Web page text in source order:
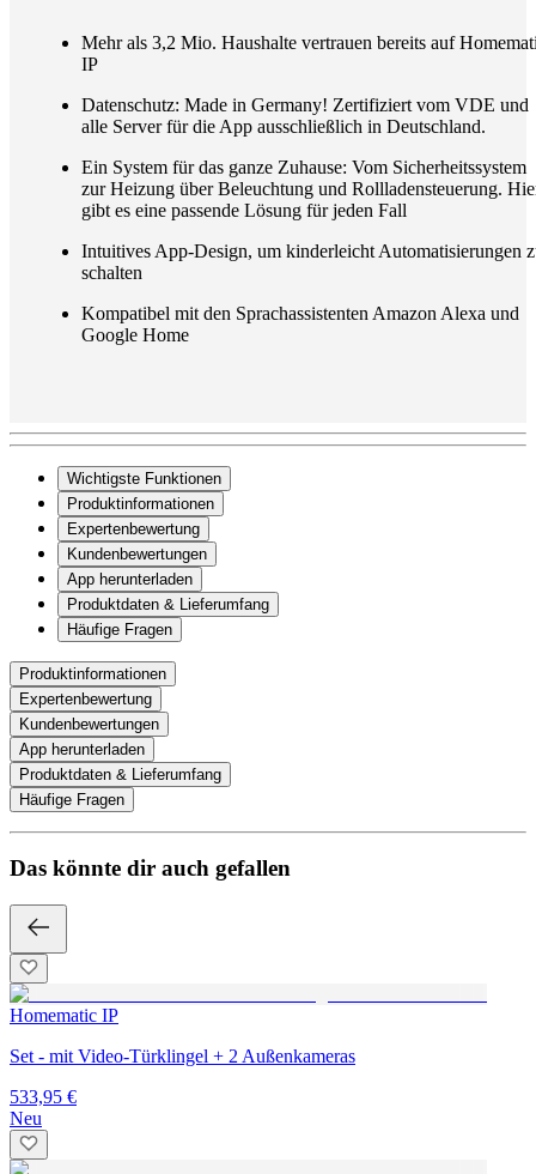
Mehr als 3,2 Mio. Haushalte vertrauen bereits auf
IP
Datenschutz: Made in Germany! Zertifiziert vom VDE und
alle Server für die App ausschließlich in Deutschland.
Ein System für das ganze Zuhause: Vom Sicherheitssystem
zur Heizung über Beleuchtung und Rollladensteuerung.
gibt es eine passende Lösung für jeden Fall
Intuitives App-Design, um kinderleicht Automatisierungen
schalten
Kompatibel mit den Sprachassistenten Amazon Alexa und
Google Home
Wichtigste Funktionen
Produktinformationen
Expertenbewertung
Kundenbewertungen
App herunterladen
Produktdaten & Lieferumfang
Häufige Fragen
Produktinformationen
Expertenbewertung
Kundenbewertungen
App herunterladen
Produktdaten & Lieferumfang
Häufige Fragen
Das könnte dir auch gefallen
Homematic IP
Set - mit Video-Türklingel + 2 Außenkameras
533,95 €
Neu